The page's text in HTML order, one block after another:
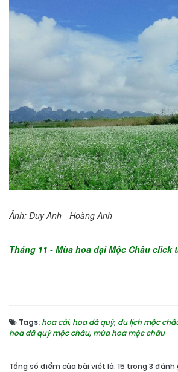
Ảnh: Duy Anh - Hoàng Anh
Tháng 11 - Mùa hoa dại Mộc Châu click
Tags: hoa cải, hoa dã quỳ, du lịch mộc
hoa dã quỳ mộc châu, mùa hoa mộc châu
Tổng số điểm của bài viết là: 15 trong 3 đánh